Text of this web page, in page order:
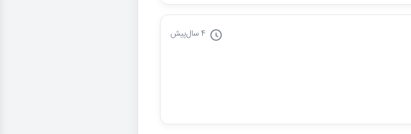
4 سال پیش